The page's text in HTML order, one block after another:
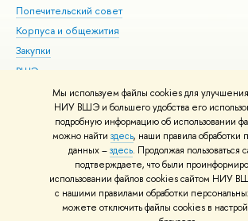
Мы используем файлы cookies для улучшения
НИУ ВШЭ и большего удобства его
подробную информацию об использовании
можно найти здесь, наши правила обработки
данных –здесь. Продолжая пользоваться
подтверждаете, что были
использовании файлов cookies сайтом НИУ
с нашими правилами обработки
можете отключить файлы cookies в
Попечительский совет
Корпуса и общежития
Закупки
ВШЭ для студентов с ограниченными
здоровья и инвалидностью
Версия для слабовидящих
Единая платежная страница
© НИУ ВШЭ 1993–2026 Адреса и контакты
материалов Политика конфиденциальности
Шрифты HSE Sans и HSE Slab разработаны в